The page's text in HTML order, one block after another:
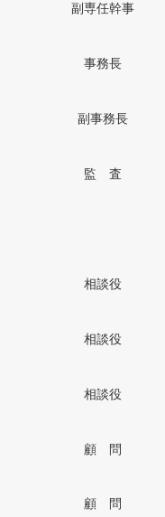
副専任幹事
事務長
副事務長
監 査
相談役
相談役
相談役
顧 問
顧 問